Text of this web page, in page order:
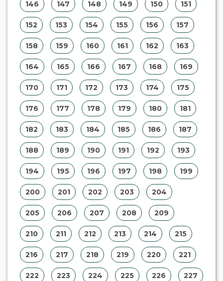
146 147 148 149 150 151
152 153 154 155 156 157
158 159 160 161 162 163
164 165 166 167 168 169
170 171 172 173 174 175
176 177 178 179 180 181
182 183 184 185 186 187
188 189 190 191 192 193
194 195 196 197 198 199
200 201 202 203 204
205 206 207 208 209
210 211 212 213 214 215
216 217 218 219 220 221
222 223 224 225 226 227